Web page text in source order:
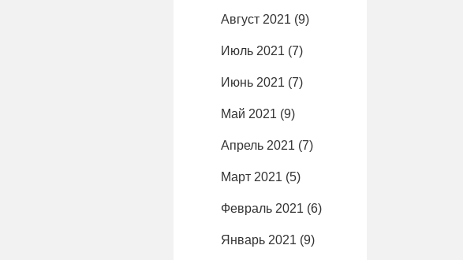
Август 2021 (9)
Июль 2021 (7)
Июнь 2021 (7)
Май 2021 (9)
Апрель 2021 (7)
Март 2021 (5)
Февраль 2021 (6)
Январь 2021 (9)